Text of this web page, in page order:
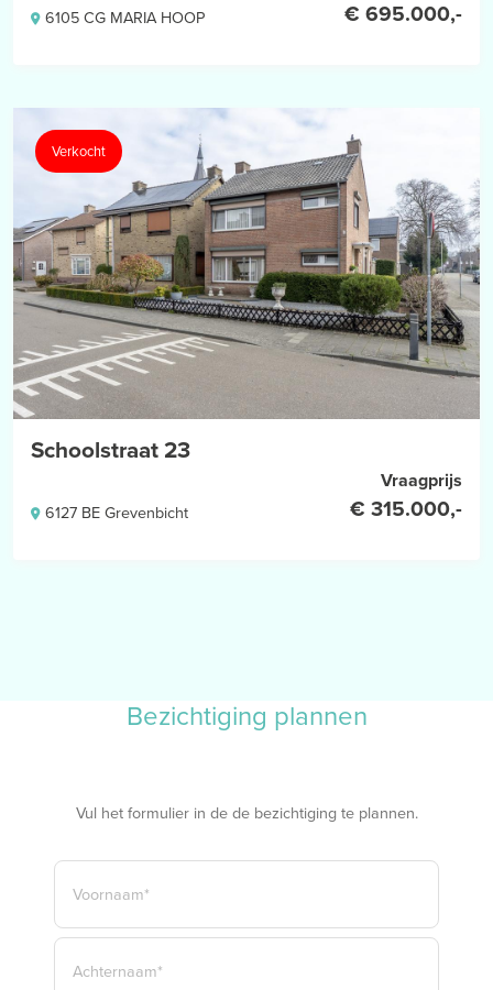
6105 CG MARIA HOOP € 695.000,-
Verkocht
Schoolstraat 23
6127 BE Grevenbicht
Vraagprijs
€ 315.000,-
Bezichtiging plannen
Vul het formulier in de de bezichtiging te plannen.
NAAM
VOORNAAM*